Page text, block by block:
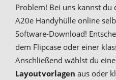
Problem! Bei uns kannst du
A20e Handyhülle online
Software-Download!
dem Flipcase oder einer
Anschließend wählst du
Layoutvorlagen aus oder